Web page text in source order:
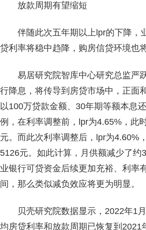
放款周期有望缩短
伴随此次五年期以上lpr的下降，
贷利率将稳中趋降，购房信贷环境也
易居研究院智库中心研究总监严
行降息，将传导到房贷市场中，正面
以100万贷款金额、30年期等额本息
例，在利率调整前，lpr为4.65%，此
元。而此次利率调整后，lpr为4.60%
5126元。如此计算，月供额减少了约
业银行可贷资金后续更加充裕、利率
间，那么类似减负效应将更为明显。
贝壳研究院数据显示，2022年1
均房贷利率和放款周期已恢复到2021